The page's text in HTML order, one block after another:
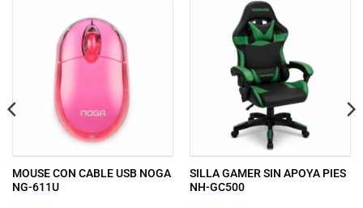
MOUSE CON CABLE USB NOGA
NG-611U
SILLA GAMER SIN APOYA PIES
NH-GC500